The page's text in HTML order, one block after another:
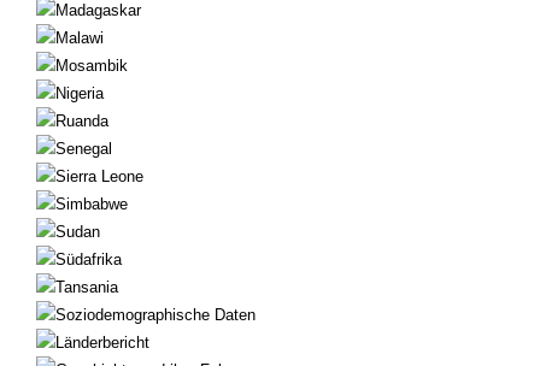
Madagaskar
Malawi
Mosambik
Nigeria
Ruanda
Senegal
Sierra Leone
Simbabwe
Sudan
Südafrika
Tansania
Soziodemographische Daten
Länderbericht